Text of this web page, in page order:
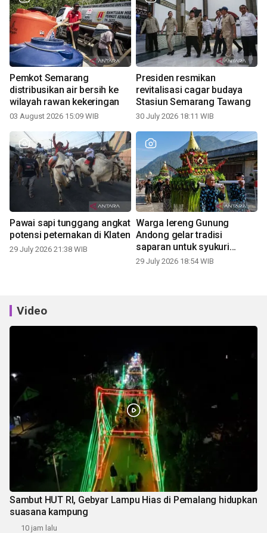
Pemkot Semarang
distribusikan air bersih ke
wilayah rawan kekeringan
03 August 2026 15:09 WIB
Presiden resmikan
revitalisasi cagar budaya
Stasiun Semarang Tawang
30 July 2026 18:11 WIB
Pawai sapi tunggang angkat
potensi peternakan di Klaten
29 July 2026 21:38 WIB
Warga lereng Gunung
Andong gelar tradisi
saparan untuk syukuri
panen
29 July 2026 18:54 WIB
Video
Sambut HUT RI, Gebyar Lampu Hias di Pemalang hidupkan
suasana kampung
10 jam lalu